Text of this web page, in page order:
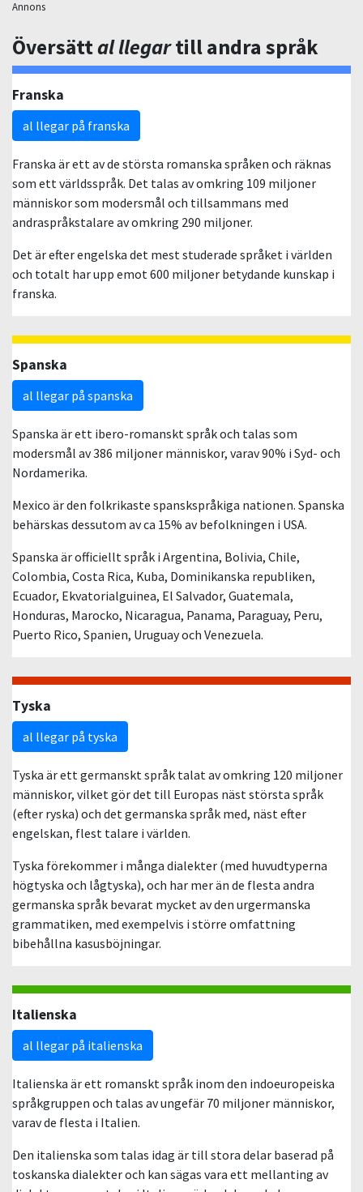
Annons
Översättal llegartill andra språk
Franska
al llegar på franska
Franska är ett av de största romanska språken och räknas
som ett världsspråk. Det talas av omkring 109 miljoner
människor som modersmål och tillsammans med
andraspråkstalare av omkring 290 miljoner.
Det är efter engelska det mest studerade språket i världen
och totalt har upp emot 600 miljoner betydande kunskap i
franska.
Spanska
al llegar på spanska
Spanska är ett ibero-romanskt språk och talas som
modersmål av 386 miljoner människor, varav 90% i Syd- och
Nordamerika.
Mexico är den folkrikaste spanskspråkiga nationen. Spanska
behärskas dessutom av ca 15% av befolkningen i USA.
Spanska är officiellt språk i Argentina, Bolivia, Chile,
Colombia, Costa Rica, Kuba, Dominikanska republiken,
Ecuador, Ekvatorialguinea, El Salvador, Guatemala,
Honduras, Marocko, Nicaragua, Panama, Paraguay, Peru,
Puerto Rico, Spanien, Uruguay och Venezuela.
Tyska
al llegar på tyska
Tyska är ett germanskt språk talat av omkring 120 miljoner
människor, vilket gör det till Europas näst största språk
(efter ryska) och det germanska språk med, näst efter
engelskan, flest talare i världen.
Tyska förekommer i många dialekter (med huvudtyperna
högtyska och lågtyska), och har mer än de flesta andra
germanska språk bevarat mycket av den urgermanska
grammatiken, med exempelvis i större omfattning
bibehållna kasusböjningar.
Italienska
al llegar på italienska
Italienska är ett romanskt språk inom den indoeuropeiska
språkgruppen och talas av ungefär 70 miljoner människor,
varav de flesta i Italien.
Den italienska som talas idag är till stora delar baserad på
toskanska dialekter och kan sägas vara ett mellanting av